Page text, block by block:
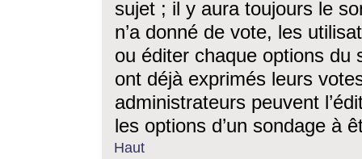
sujet ; il y aura toujours le
n’a donné de vote, les
ou éditer chaque options du
ont déjà exprimés leurs
administrateurs peuvent
les options d’un sondage à
Haut